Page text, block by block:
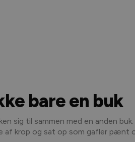
bare en buk
sig til sammen med en anden
af krop og sat op som gafler pænt